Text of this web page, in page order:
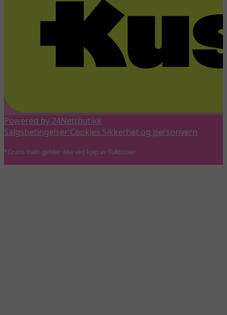
Powered by 24Nettbutikk
Salgsbetingelser Cookies Sikkerhet og personvern
*Gratis frakt gjelder ikke ved kjøp av fluktstoler